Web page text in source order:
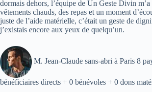
dormais dehors, l’équipe de Un Geste Divin m’a
vêtements chauds, des repas et un moment
juste de l’aide matérielle, c’était un geste de
j’existais encore aux yeux de quelqu’un.
M. Jean-Claude sans-abri à Paris 8
bénéficiaires directs + 0 bénévoles + 0 dons